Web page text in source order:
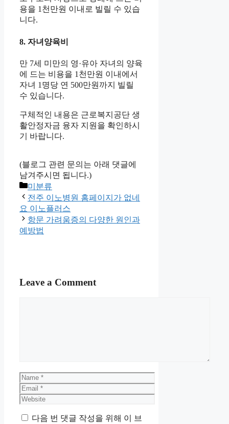
용을 1천만원 이내로 빌릴 수 있습
니다.
8. 자녀양육비
만 7세 미만의 영·유아 자녀의 양육
에 드는 비용을 1천만원 이내에서
자녀 1명당 연 500만원까지 빌릴
수 있습니다.
구체적인 내용은 근로복지공단 생
활안정자금 융자 지원을 확인하시
기 바랍니다.
(블로그 관련 문의는 아래 댓글에
남겨주시면 됩니다.)
Categories
미분류
전주 이노병원 홈페이지가 없네
요 이노플러스
항문 가려움증의 다양한 원인과
예방법
Leave a Comment
Name
Email
Website
다음 번 댓글 작성을 위해 이 브